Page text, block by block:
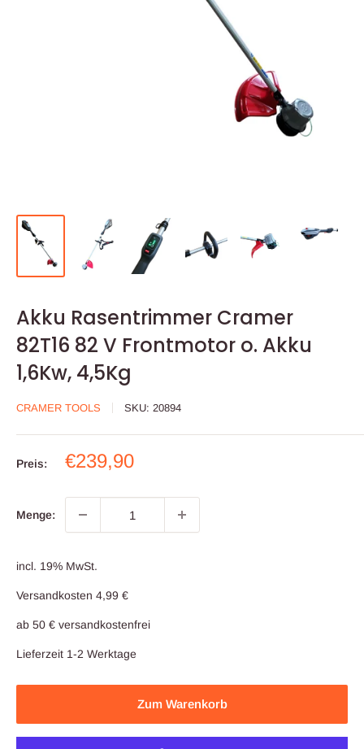
Akku Rasentrimmer Cramer
82T16 82 V Frontmotor o. Akku
1,6Kw, 4,5Kg
CRAMER TOOLS SKU: 20894
Preis: Sonderpreis
€239,90
Menge:
incl. 19% MwSt.
Versandkosten 4,99 €
ab 50 € versandkostenfrei
Lieferzeit 1-2 Werktage
Zum Warenkorb